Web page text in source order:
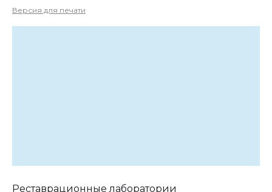
Версия для печати
Реставрационные лаборатории